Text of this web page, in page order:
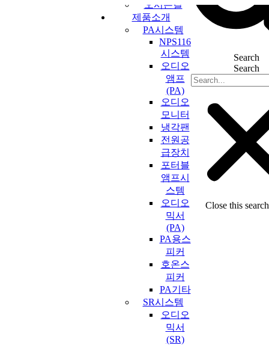
오시는길
제품소개
PA시스템
NPS116
시스템
오디오
앰프
(PA)
오디오
모니터
냉각팬
전원공
급장치
포터블
앰프시
스템
오디오
믹서
(PA)
PA용스
피커
호온스
피커
PA기타
SR시스템
오디오
믹서
(SR)
Search
Search
Close this